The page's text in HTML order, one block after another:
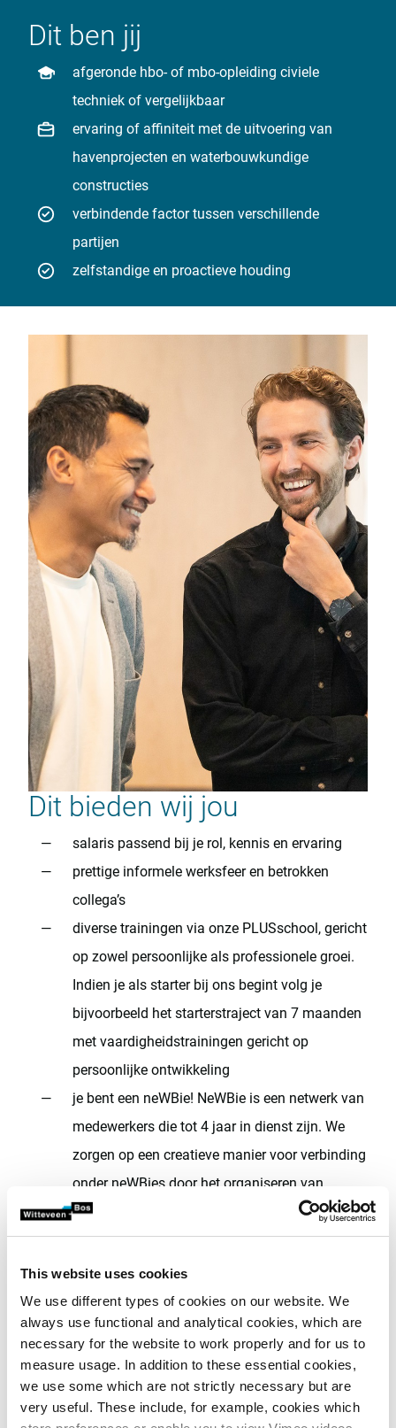
This website uses cookies
We use different types of cookies on our website. We
always use functional and analytical cookies, which are
necessary for the website to work properly and for us to
measure usage. In addition to these essential cookies,
we use some which are not strictly necessary but are
very useful. These include, for example, cookies which
Dit ben jij
afgeronde hbo- of mbo-opleiding civiele
techniek of vergelijkbaar
ervaring of affiniteit met de uitvoering van
havenprojecten en waterbouwkundige
constructies
verbindende factor tussen verschillende
partijen
zelfstandige en proactieve houding
Dit bieden wij jou
salaris passend bij je rol, kennis en ervaring
prettige informele werksfeer en betrokken
collega’s
diverse trainingen via onze PLUSschool, gericht
op zowel persoonlijke als professionele groei.
Indien je als starter bij ons begint volg je
bijvoorbeeld het starterstraject van 7 maanden
met vaardigheidstrainingen gericht op
persoonlijke ontwikkeling
je bent een neWBie! NeWBie is een netwerk van
medewerkers die tot 4 jaar in dienst zijn. We
zorgen op een creatieve manier voor verbinding
onder neWBies door het organiseren van
verschillende activiteiten
ruimte voor initiatief en verantwoordelijkheid in
projecten
Aan deze projecten werkt
je team
Je team werkt aan diverse multidisciplinaire projecten
en focus zich daarmee op de voorbereiding van en het